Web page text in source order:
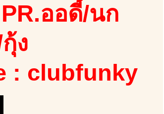
ออดี้/นก
ง
: clubfunky